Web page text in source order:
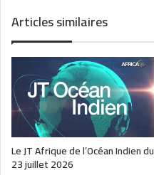
Articles similaires
Le JT Afrique de l’Océan Indien du
23 juillet 2026